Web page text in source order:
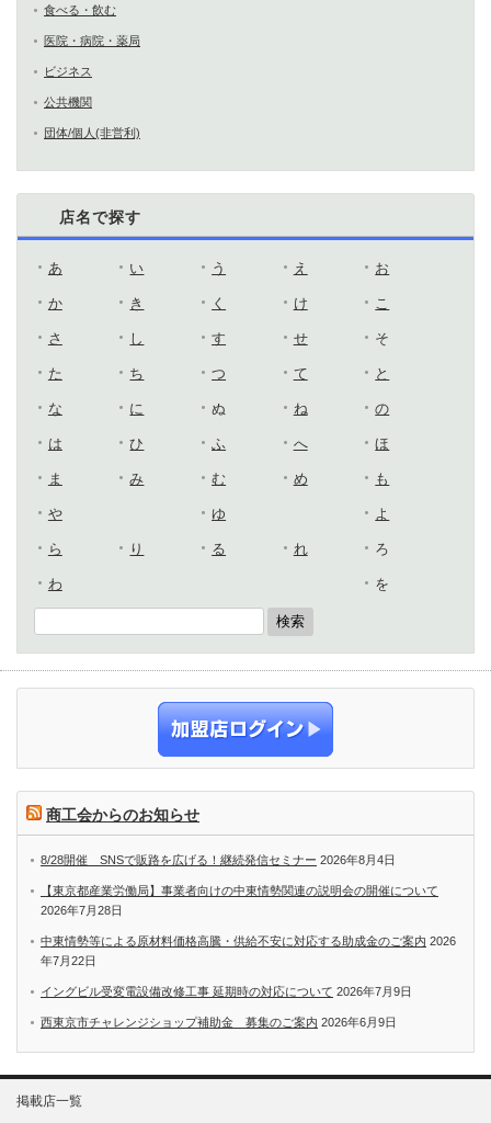
食べる・飲む
医院・病院・薬局
ビジネス
公共機関
団体/個人(非営利)
店名で探す
あ い う え お
か き く け こ
さ し す せ そ
た ち つ て と
な に ぬ ね の
は ひ ふ へ ほ
ま み む め も
や ゆ よ
ら り る れ ろ
わ を
商工会からのお知らせ
8/28開催 SNSで販路を広げる！継続発信セミナー 2026年8月4日
【東京都産業労働局】事業者向けの中東情勢関連の説明会の開催について
2026年7月28日
中東情勢等による原材料価格高騰・供給不安に対応する助成金のご案内 2026
年7月22日
イングビル受変電設備改修工事 延期時の対応について 2026年7月9日
西東京市チャレンジショップ補助金 募集のご案内 2026年6月9日
掲載店一覧